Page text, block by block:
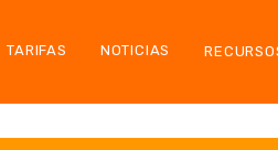
TARIFAS NOTICIAS